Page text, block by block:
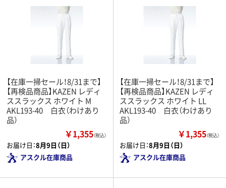
【在庫一掃セール！8/31まで】
【再検品商品】KAZEN レディ
ススラックス ホワイト M
AKL193-40 白衣（わけあり
品）
￥1,355（税込）
お届け日：8月9日（日）
アスクル在庫商品
【在庫一掃セール！8/31まで】
【再検品商品】KAZEN レディ
ススラックス ホワイト LL
AKL193-40 白衣（わけあり
品）
￥1,355（税込）
お届け日：8月9日（日）
アスクル在庫商品